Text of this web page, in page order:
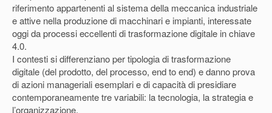
riferimento appartenenti al sistema della meccanica industriale
e attive nella produzione di macchinari e impianti, interessate
oggi da processi eccellenti di trasformazione digitale in chiave
4.0.
I contesti si differenziano per tipologia di trasformazione
digitale (del prodotto, del processo, end to end) e danno prova
di azioni manageriali esemplari e di capacità di presidiare
contemporaneamente tre variabili: la tecnologia, la strategia e
l’organizzazione.